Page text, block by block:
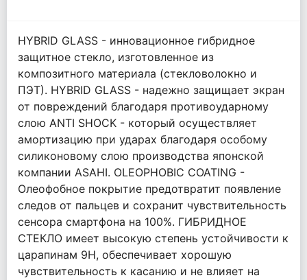
HYBRID GLASS - инновационное гибридное
защитное стекло, изготовленное из
композитного материала (стекловолокно и
ПЭТ). HYBRID GLASS - надежно защищает экран
от повреждений благодаря противоударному
слою ANTI SHOCK - который осуществляет
амортизацию при ударах благодаря особому
силиконовому слою производства японской
компании ASAHI. OLEOPHOBIC COATING -
Олеофобное покрытие предотвратит появление
следов от пальцев и сохранит чувствительность
сенсора смартфона на 100%. ГИБРИДНОЕ
СТЕКЛО имеет высокую степень устойчивости к
царапинам 9Н, обеспечивает хорошую
чувствительность к касанию и не влияет на